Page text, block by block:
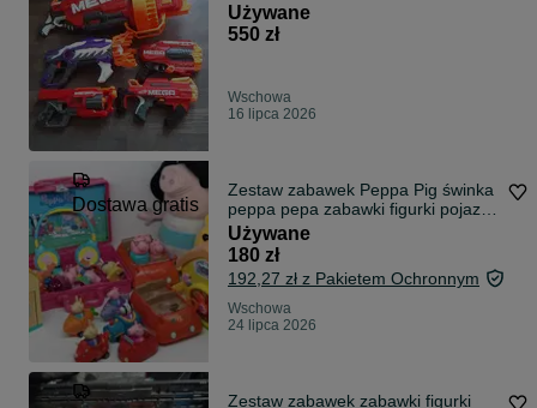
Używane
550 zł
Wschowa
16 lipca 2026
Dostawa gratis
Zestaw zabawek Peppa Pig świnka
peppa pepa zabawki figurki pojazd
domek maskotki miś teddy
DARMOWA DOSTAWA OLX
Używane
180 zł
192,27 zł z Pakietem Ochronnym
Wschowa
24 lipca 2026
Zestaw zabawek zabawki figurki